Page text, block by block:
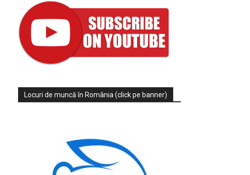
Locuri de muncă în România (click pe banner)